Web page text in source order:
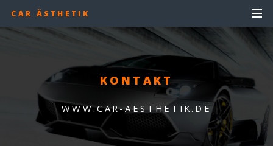
CAR ÄSTHETIK
KONTAKT
WWW.CAR-AESTHETIK.DE